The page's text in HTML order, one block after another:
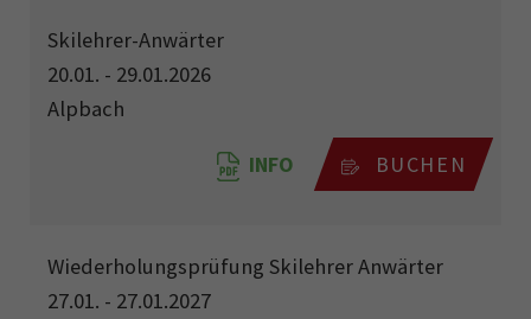
Skilehrer-Anwärter
20.01. - 29.01.2026
Alpbach
INFO BUCHEN
Wiederholungsprüfung Skilehrer Anwärter
27.01. - 27.01.2027